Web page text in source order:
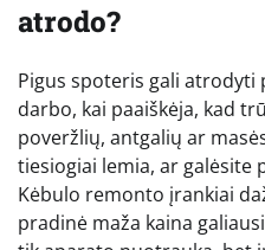
atrodo?
Pigus spoteris gali
darbo, kai paaiškėja, kad
poveržlių, antgalių ar
tiesiogiai lemia, ar galėsite
Kėbulo remonto įrankiai
pradinė maža kaina